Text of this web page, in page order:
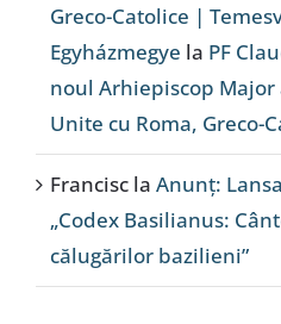
Greco-Catolice |
Egyházmegye la PF
noul Arhiepiscop Major
Unite cu Roma, Greco-
Francisc la Anunț:
„Codex Basilianus:
călugărilor bazilieni”